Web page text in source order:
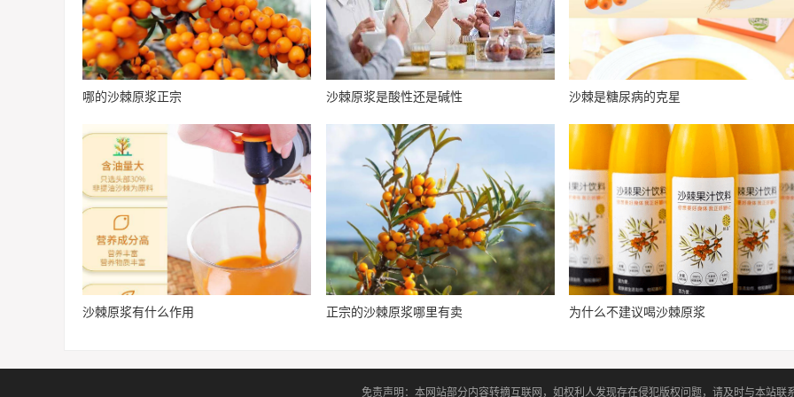
哪的沙棘原浆正宗 沙棘原浆是酸性还是碱性 沙棘是糖尿病的克星
沙棘原浆有什么作用 正宗的沙棘原浆哪里有卖 为什么不建议喝沙棘原浆
免责声明：本网站部分内容转摘互联网，如权利人发现存在侵犯版权问题，请及时与本站联